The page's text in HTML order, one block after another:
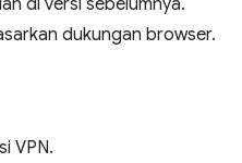
di versi sebelumnya.
dukungan browser.
VPN.